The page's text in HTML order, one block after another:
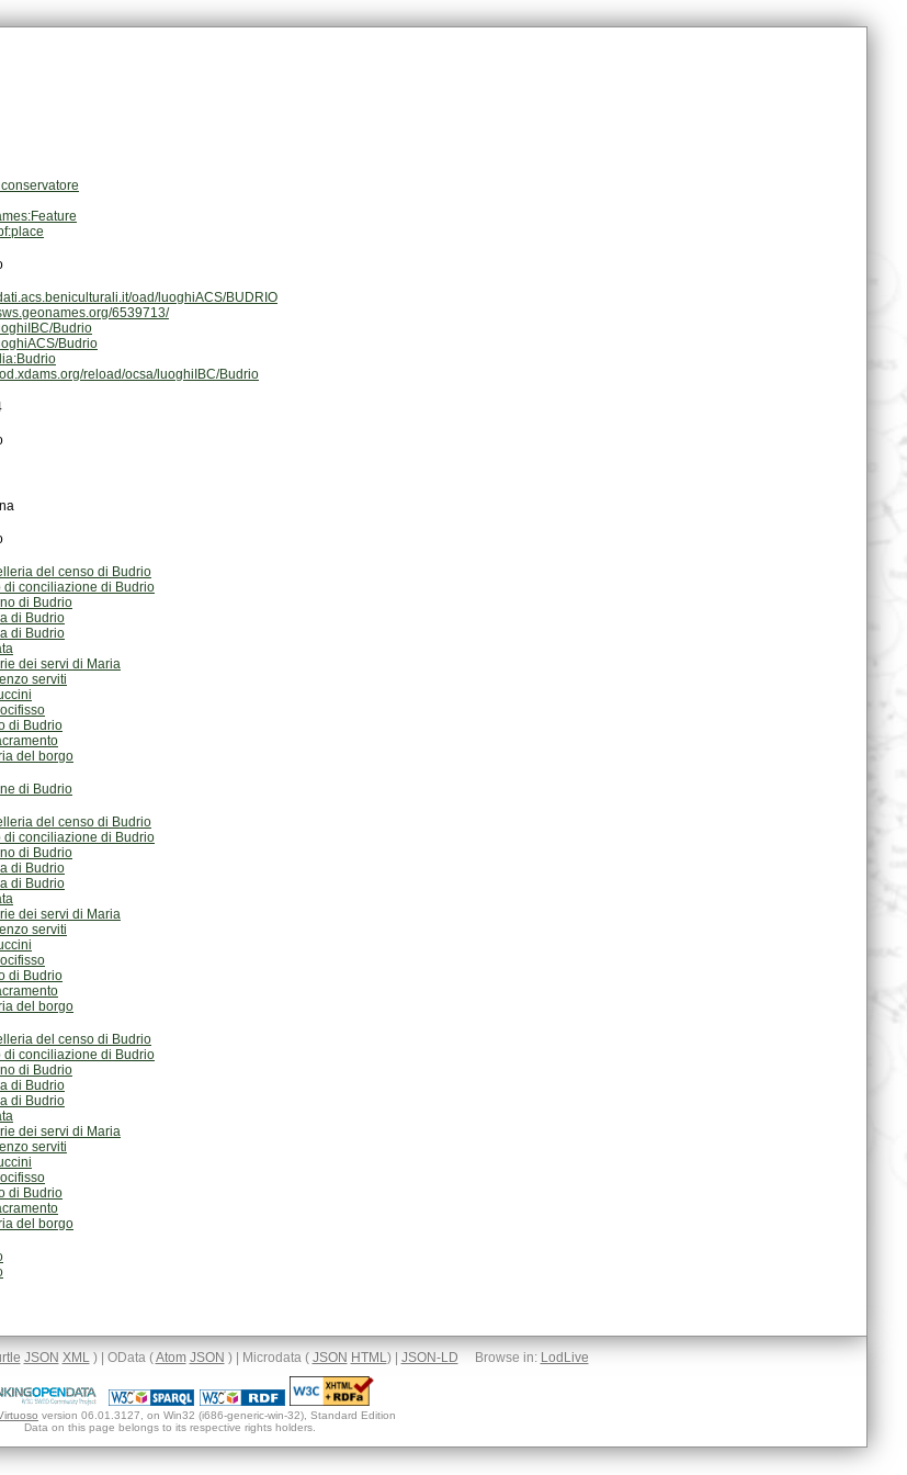
oad/luoghiACS/BUDRIO
6539713/
Budrio
Budrio
reload/ocsa/luoghiIBC/Budrio
del censo di Budrio
di conciliazione di Budrio
di Budrio
di Budrio
di Budrio
dei servi di Maria
serviti
di Budrio
del borgo
di Budrio
del censo di Budrio
di conciliazione di Budrio
di Budrio
di Budrio
di Budrio
dei servi di Maria
serviti
di Budrio
del borgo
del censo di Budrio
di conciliazione di Budrio
di Budrio
di Budrio
di Budrio
dei servi di Maria
serviti
di Budrio
del borgo
JSON XML) | OData (Atom JSON ) | Microdata ( JSON HTML) | JSON-LD Browse in: LodLive
version 06.01.3127, on Win32 (i686-generic-win-32), Standard Edition
Data on this page belongs to its respective rights holders.